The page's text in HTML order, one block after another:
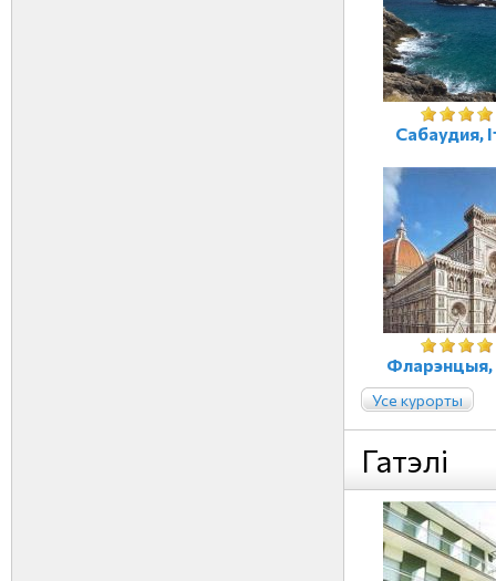
Сабаудия,
Фларэнцыя,
Усе курорты
Гатэлі